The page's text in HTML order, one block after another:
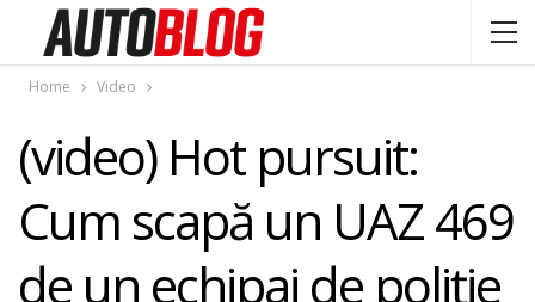
Home Video
(video) Hot pursuit:
Cum scapă un UAZ 469
de un echipaj de poliţie